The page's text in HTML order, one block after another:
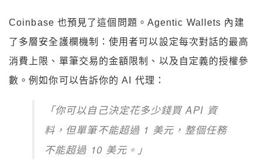
Coinbase 也預見了這個問題。Agentic Wallets 內建
了多層安全護欄機制：使用者可以設定每次對話的最高
消費上限、單筆交易的金額限制、以及自定義的授權參
數。例如你可以告訴你的 AI 代理：
「你可以自己決定花多少錢買 API 資
料，但單筆不能超過 1 美元，整個任務
不能超過 10 美元。」